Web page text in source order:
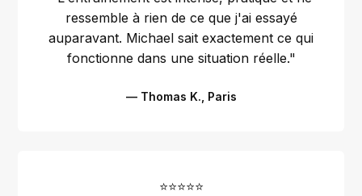
ressemble à rien de ce que j'ai essayé
auparavant. Michael sait exactement ce qui
fonctionne dans une situation réelle."
— Thomas K., Paris
⭐⭐⭐⭐⭐